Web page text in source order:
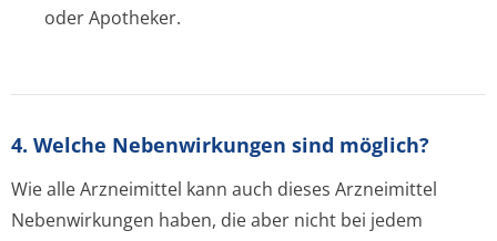
oder Apotheker.
4. Welche Nebenwirkungen sind möglich?
Wie alle Arzneimittel kann auch dieses Arzneimittel
Nebenwirkungen haben, die aber nicht bei jedem